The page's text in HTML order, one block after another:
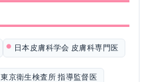
日本皮膚科学会 皮膚科専門医
東京衛生検査所 指導監督医